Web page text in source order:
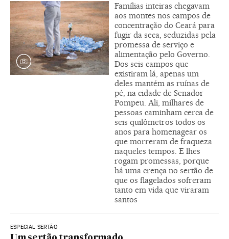
Famílias inteiras chegavam
aos montes nos campos de
concentração do Ceará para
fugir da seca, seduzidas pela
promessa de serviço e
alimentação pelo Governo.
Dos seis campos que
existiram lá, apenas um
deles mantém as ruínas de
pé, na cidade de Senador
Pompeu. Ali, milhares de
pessoas caminham cerca de
seis quilômetros todos os
anos para homenagear os
que morreram de fraqueza
naqueles tempos. E lhes
rogam promessas, porque
há uma crença no sertão de
que os flagelados sofreram
tanto em vida que viraram
santos
ESPECIAL SERTÃO